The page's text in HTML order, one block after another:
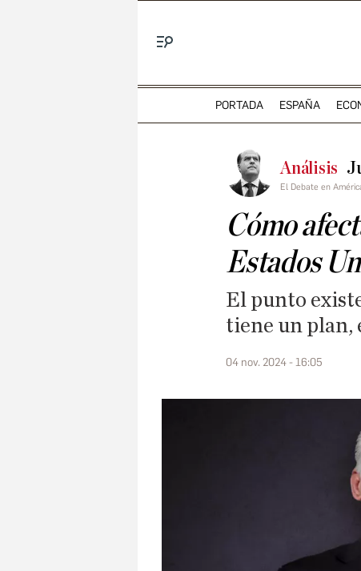
PORTADA ESPAÑA
Análisis
El Debate en
Cómo
Estados
El punto
tiene un plan,
04 nov. 2024 - 16:05